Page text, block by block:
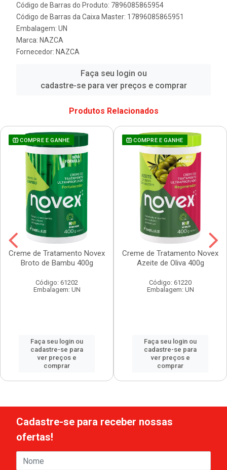
Código de Barras do Produto: 7896085865954
Código de Barras da Caixa Master: 17896085865951
Embalagem: UN
Marca: NAZCA
Fornecedor: NAZCA
Faça seu login ou
cadastre-se para ver preços e comprar
Produtos Relacionados
COMPRE E GANHE
Creme de Tratamento Novex
Broto de Bambu 400g
Código: 61202
Embalagem: UN
Faça seu login ou
cadastre-se para
ver preços e
comprar
COMPRE E GANHE
Creme de Tratamento Novex
Azeite de Oliva 400g
Código: 61220
Embalagem: UN
Faça seu login ou
cadastre-se para
ver preços e
comprar
Cadastre-se para receber nossas
ofertas!